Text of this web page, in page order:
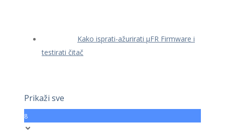
Kako isprati-ažurirati μFR Firmware i
testirati čitač
Prikaži sve
8